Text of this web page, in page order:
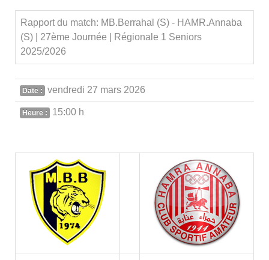
Rapport du match: MB.Berrahal (S) - HAMR.Annaba
(S) | 27ème Journée | Régionale 1 Seniors
2025/2026
Date : vendredi 27 mars 2026
Heure : 15:00 h